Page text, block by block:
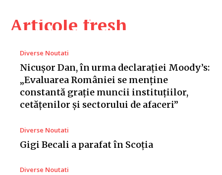
Articole fresh
Diverse Noutati
Nicușor Dan, în urma declarației Moody’s:
„Evaluarea României se menține
constantă grație muncii instituțiilor,
cetățenilor și sectorului de afaceri”
Diverse Noutati
Gigi Becali a parafat în Scoția
Diverse Noutati